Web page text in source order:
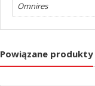
Omnires
Powiązane produkty